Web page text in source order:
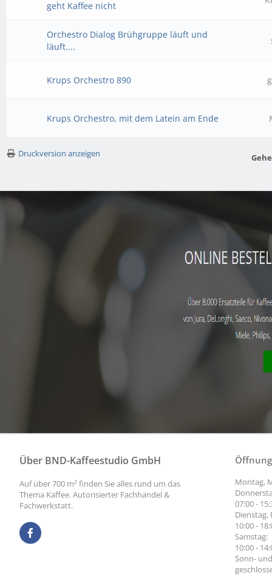
geht Kaffee nicht
Orchestro Dialog Brühgruppe läuft und
läuft....
Krups Orchestro 890
Krups Orchestro, mit dem Latein am Ende
Druckversion anzeigen
Über BND-Kaffeestudio GmbH
Auf über 700 m² finden Sie alles rund um das
Thema Kaffee. Autorisierter Fachhandel &
Fachwerkstatt.
Montag,
07:00 -
Dienstag,
10:00 -
Samstag:
10:00 -
Sonn-